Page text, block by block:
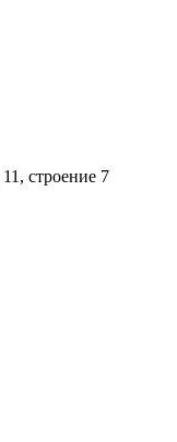
строение 7